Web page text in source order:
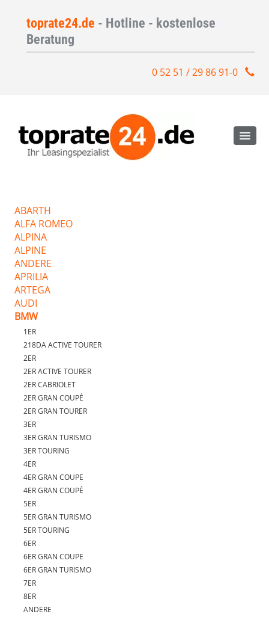
toprate24.de - Hotline - kostenlose
Beratung
0 52 51 / 29 86 91-0
ABARTH
ALFA ROMEO
ALPINA
ALPINE
ANDERE
APRILIA
ARTEGA
AUDI
BMW
1ER
218DA ACTIVE TOURER
2ER
2ER ACTIVE TOURER
2ER CABRIOLET
2ER GRAN COUPÉ
2ER GRAN TOURER
3ER
3ER GRAN TURISMO
3ER TOURING
4ER
4ER GRAN COUPE
4ER GRAN COUPÉ
5ER
5ER GRAN TURISMO
5ER TOURING
6ER
6ER GRAN COUPE
6ER GRAN TURISMO
7ER
8ER
ANDERE